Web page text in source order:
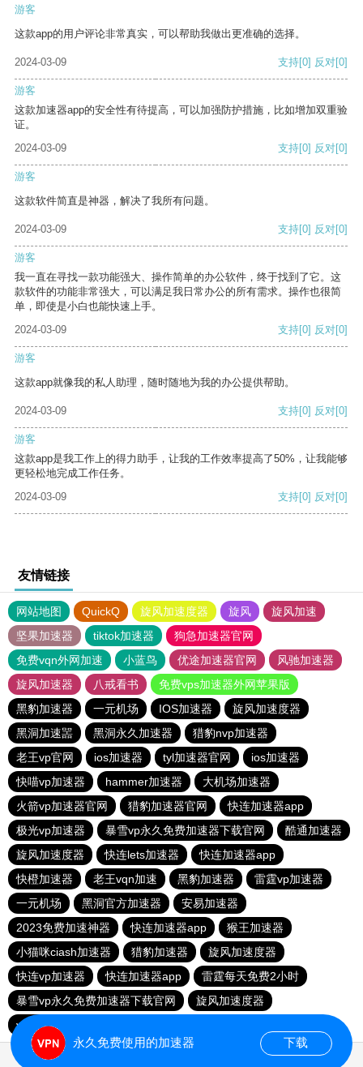
游客
这款app的用户评论非常真实，可以帮助我做出更准确的选择。
2024-03-09 支持[0] 反对[0]
游客
这款加速器app的安全性有待提高，可以加强防护措施，比如增加双重验
证。
2024-03-09
支持[0] 反对[0]
游客
这款软件简直是神器，解决了我所有问题。
2024-03-09 支持[0] 反对[0]
游客
我一直在寻找一款功能强大、操作简单的办公软件，终于找到了它。这
款软件的功能非常强大，可以满足我日常办公的所有需求。操作也很简
单，即使是小白也能快速上手。
2024-03-09
支持[0] 反对[0]
游客
这款app就像我的私人助理，随时随地为我的办公提供帮助。
2024-03-09 支持[0] 反对[0]
游客
这款app是我工作上的得力助手，让我的工作效率提高了50%，让我能够
更轻松地完成工作任务。
2024-03-09
支持[0] 反对[0]
友情链接
网站地图 QuickQ 旋风加速度器 旋风
旋风加速
坚果加速器
tiktok加速器
狗急加速器官网
免费vqn外网加速
小蓝鸟 优途加速器官网
风驰加速器
旋风加速器
八戒看书
免费vps加速器外网苹果版
黑豹加速器
一元机场 IOS加速器
旋风加速度器
黑洞加速噐
黑洞永久加速器
猎豹nvp加速器
老王vp官网
ios加速器 tyl加速器官网
ios加速器
快喵vp加速器
hammer加速器
大机场加速器
火箭vp加速器官网
猎豹加速器官网
快连加速器app
极光vp加速器
暴雪vp永久免费加速器下载官网
酷通加速器
旋风加速度器
快连lets加速器
快连加速器app
快橙加速器
老王vqn加速 黑豹加速器
雷霆vp加速器
一元机场
黑洞官方加速器
安易加速器
2023免费加速神器
快连加速器app
猴王加速器
小猫咪ciash加速器
猎豹加速器
旋风加速度器
快连vp加速器
快连加速器app
雷霆每天免费2小时
暴雪vp永久免费加速器下载官网
旋风加速度器
vqn加速外网
永久免费使用的加速器 下载